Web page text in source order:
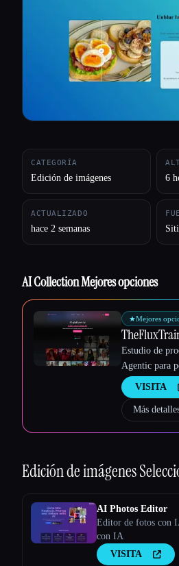
Todas las categorías
Esc
CATEGORÍA
Edición de imágenes 6
ACTUALIZADO
hace 2 semanas
AI Collection Mejores opciones
★Mejores
Estudio de
Agentic para
trabajo y
VISITA
Más
Edición de imágenes
AI Photos Editor
Editor de fotos con
con IA
VISITA